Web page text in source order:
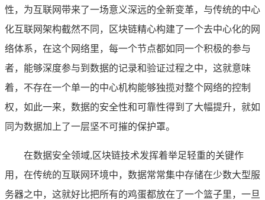
性，为互联网带来了一场意义深远的全新变革，与传统的中心
化互联网架构截然不同，区块链精心构建了一个去中心化的网
络体系，在这个网络里，每一个节点都如同一个积极的参与
者，能够深度参与到数据的记录和验证过程之中，这就意味
着，不存在一个单一的中心机构能够独揽对整个网络的控制
权，如此一来，数据的安全性和可靠性得到了大幅提升，就如
同为数据加上了一层坚不可摧的保护罩。
在数据安全领域,区块链技术发挥着举足轻重的关键作
用，在传统的互联网环境中，数据常常集中存储在少数大型服
务器之中，这就好比把所有的鸡蛋都放在了一个篮子里，一旦